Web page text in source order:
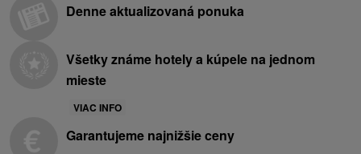
Denne aktualizovaná ponuka
Všetky známe hotely a kúpele na jednom
mieste
VIAC INFO
Garantujeme najnižšie ceny